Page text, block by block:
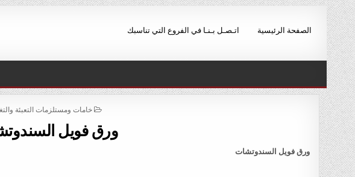
Skip
to
content
اتـصـل بـنـا في الفروع التي تناسبك الصفحة الرئيسية
POSTED
خامات ومستلزمات التعبئة
ورق فويل
ورق فويل السندوتشات